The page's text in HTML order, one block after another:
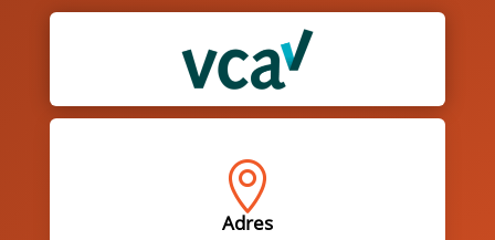

Adres